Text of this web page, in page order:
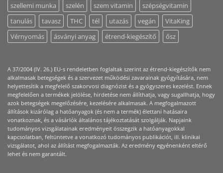
szellemi munka
szelén szem vitamin
szépségvitamin
tanulás
tavasz THC tél utazás vegán
VitaKing
Vérnyomás
ásványi anyag étrend-kiegészítő ősz
A 37/2004 (IV. 26.) EU-s rendeletben foglaltak szerint az étrend-kiegészítők nem
alkalmasak betegségek és a szervezet működési zavarainak gyógyítására, nem
helyettesítik a megfelelő szakorvosi diagnózist és a gyógyszeres kezelést. Ennek
megfelelően a termékek jelölése, hirdetése nem állíthatja, vagy sugallhatja, hogy
azok betegségek megelőzésére, kezelésére alkalmasak. A megfogalmazott
állítások kizárólag a hatóanyagok (és nem a termék) élettani hatásaira
vonatkoznak, és a vásárlók általános tájékoztatását szolgálják. Napjaink
tudományos vizsgálatainak eredményeit összegzik a hatóanyagokkal
kapcsolatban, feltüntetve a vonatkozó tudományos publikációt, ill. klinikai
vizsgálatot, ahol az állítást megfogalmazták. Az eredmény egyénenként eltérő
lehet és nem garantált.